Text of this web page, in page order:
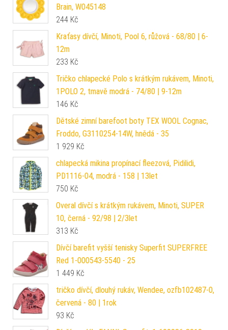
Brain, W045148
244 Kč
Kraťasy dívčí, Minoti, Pool 6, růžová - 68/80 | 6-
12m
233 Kč
Tričko chlapecké Polo s krátkým rukávem, Minoti,
1POLO 2, tmavě modrá - 74/80 | 9-12m
146 Kč
Dětské zimní barefoot boty TEX WOOL Cognac,
Froddo, G3110254-14W, hnědá - 35
1 929 Kč
chlapecká mikina propínací fleezová, Pidilidi,
PD1116-04, modrá - 158 | 13let
750 Kč
Overal dívčí s krátkým rukávem, Minoti, SUPER
10, černá - 92/98 | 2/3let
313 Kč
Dívčí barefit vyšší tenisky Superfit SUPERFREE
Red 1-000543-5540 - 25
1 449 Kč
tričko dívčí, dlouhý rukáv, Wendee, ozfb102487-0,
červená - 80 | 1rok
93 Kč